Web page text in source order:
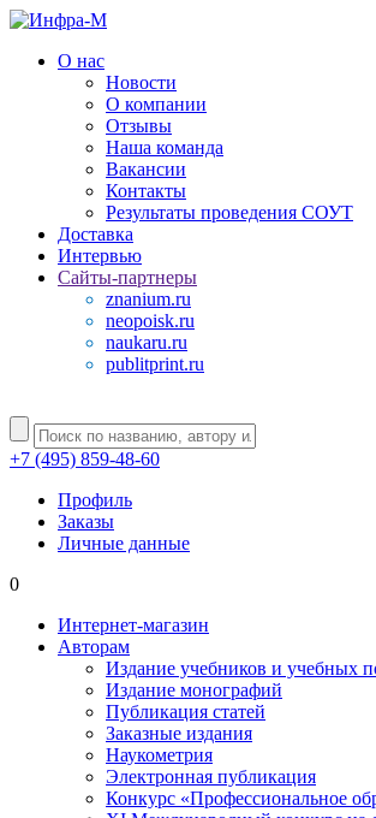
О нас
Новости
О компании
Отзывы
Наша команда
Вакансии
Контакты
Результаты проведения СОУТ
Доставка
Интервью
Сайты-партнеры
znanium.ru
neopoisk.ru
naukaru.ru
publitprint.ru
+7 (495) 859-48-60
Профиль
Заказы
Личные данные
0
Интернет-магазин
Авторам
Издание учебников и учебных
Издание монографий
Публикация статей
Заказные издания
Наукометрия
Электронная публикация
Конкурс «Профессиональное